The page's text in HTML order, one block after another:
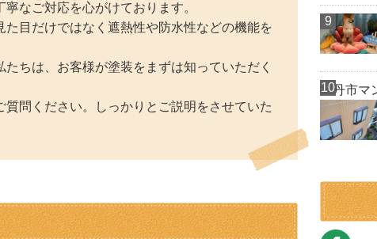
なご対応を心がけております。
目だけではなく遮熱性や防水性などの機能を
ちは、お客様が塗装をまずは知っていただく
問ください。しっかりとご説明をさせていた
伊丹市マ